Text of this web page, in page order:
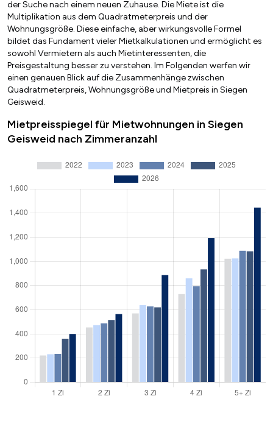
der Suche nach einem neuen Zuhause. Die Miete ist die
Multiplikation aus dem Quadratmeterpreis und der
Wohnungsgröße. Diese einfache, aber wirkungsvolle Formel
bildet das Fundament vieler Mietkalkulationen und ermöglicht es
sowohl Vermietern als auch Mietinteressenten, die
Preisgestaltung besser zu verstehen. Im Folgenden werfen wir
einen genauen Blick auf die Zusammenhänge zwischen
Quadratmeterpreis, Wohnungsgröße und Mietpreis in Siegen
Geisweid.
Mietpreisspiegel für Mietwohnungen in Siegen
Geisweid nach Zimmeranzahl